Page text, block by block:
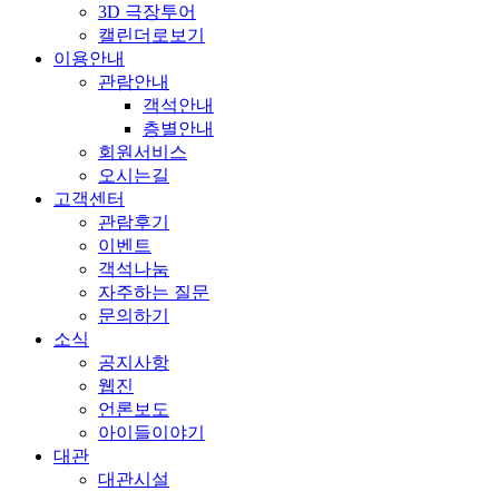
3D 극장투어
캘린더로보기
이용안내
관람안내
객석안내
층별안내
회원서비스
오시는길
고객센터
관람후기
이벤트
객석나눔
자주하는 질문
문의하기
소식
공지사항
웹진
언론보도
아이들이야기
대관
대관시설